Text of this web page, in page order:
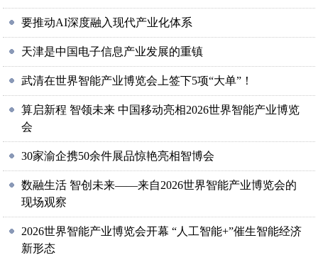
要推动AI深度融入现代产业化体系
天津是中国电子信息产业发展的重镇
武清在世界智能产业博览会上签下5项“大单”！
算启新程 智领未来 中国移动亮相2026世界智能产业博览
会
30家渝企携50余件展品惊艳亮相智博会
数融生活 智创未来——来自2026世界智能产业博览会的
现场观察
2026世界智能产业博览会开幕 “人工智能+”催生智能经济
新形态